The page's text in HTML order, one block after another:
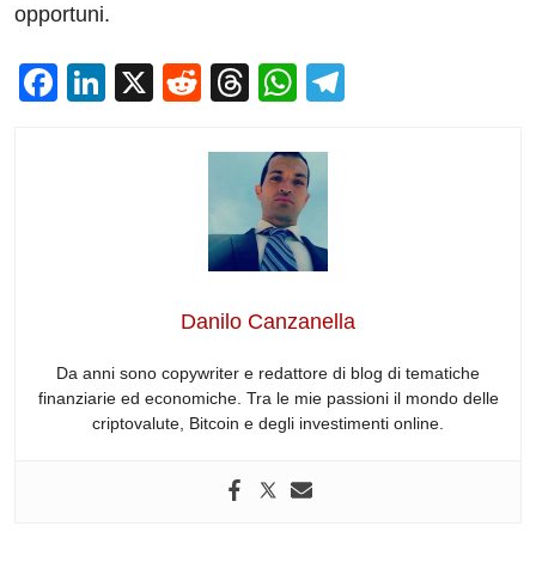
opportuni.
F
Li
X
R
d
di
t
T
e
a
d
s
W
at
s
A
p
p
Danilo Canzanella
Da anni sono copywriter e redattore di blog di tematiche
finanziarie ed economiche. Tra le mie passioni il mondo delle
criptovalute, Bitcoin e degli investimenti online.